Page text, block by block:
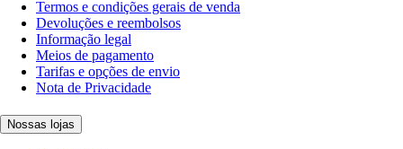
Termos e condições gerais de venda
Devoluções e reembolsos
Informação legal
Meios de pagamento
Tarifas e opções de envio
Nota de Privacidade
Nossas lojas